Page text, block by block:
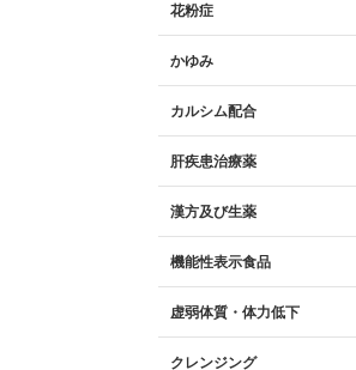
花粉症
かゆみ
カルシム配合
肝疾患治療薬
漢方及び生薬
機能性表示食品
虚弱体質・体力低下
クレンジング